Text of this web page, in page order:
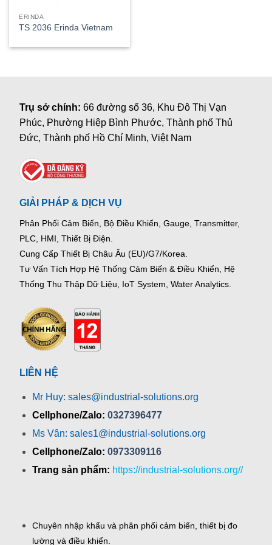
ERINDA
TS 2036 Erinda Vietnam
Trụ sở chính:66 đường số 36, Khu Đô Thị Vạn
Phúc, Phường Hiệp Bình Phước, Thành phố Thủ
Đức, Thành phố Hồ Chí Minh, Việt Nam
GIẢI PHÁP & DỊCH VỤ
Phân Phối Cảm Biến, Bộ Điều Khiển, Gauge, Transmitter,
PLC, HMI, Thiết Bị Điện.
Cung Cấp Thiết Bị Châu Âu (EU)/G7/Korea.
Tư Vấn Tích Hợp Hệ Thống Cảm Biến & Điều Khiển, Hệ
Thống Thu Thập Dữ Liệu, IoT System, Water Analytics.
LIÊN HỆ
Mr Huy: sales@industrial-solutions.org
Cellphone/Zalo: 0327396477
Ms Vân: sales1@industrial-solutions.org
Cellphone/Zalo: 0973309116
Trang sản phẩm: https://industrial-solutions.org//
Chuyên nhập khẩu và phân phối cảm biến, thiết bị đo
lường và điều khiển.